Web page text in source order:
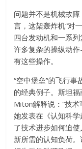
问题并不是机械故
言，这架轰炸机“对
四台发动机和一系
许多复杂的操纵动
有这些操作。
“空中堡垒”的飞行
的经典例子。斯坦
Miton解释说：“技
她发表在《认知科
了技术进步如何迫
新所需的认知负荷